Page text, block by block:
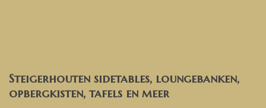
Steigerhouten sidetables, loungebanken,
opbergkisten, tafels en meer